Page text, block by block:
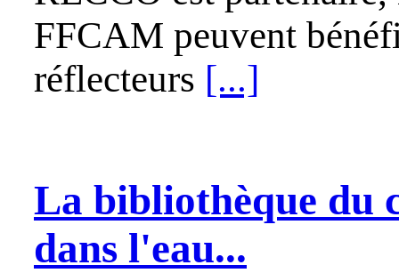
FFCAM peuvent
réflecteurs [...]
La bibliothèque du
dans l'eau...